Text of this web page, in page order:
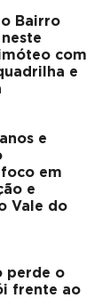
Bairro
com
e
e
em
e
Vale do
perde o
frente ao